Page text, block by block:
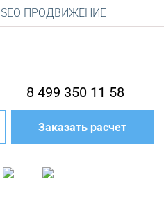
SEO ПРОДВИЖЕНИЕ
8 499 350 11 58
Заказать расчет